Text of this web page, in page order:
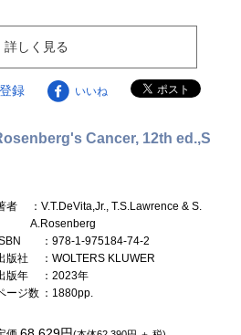
詳しく見る
録 いいね
Cancer, 12th ed.,S
者
：V.T.DeVita,Jr., T.S.Lawrence & S.
A.Rosenberg
：978-1-975184-74-2
版社
：WOLTERS KLUWER
版年
：2023年
ージ数 ：1880pp.